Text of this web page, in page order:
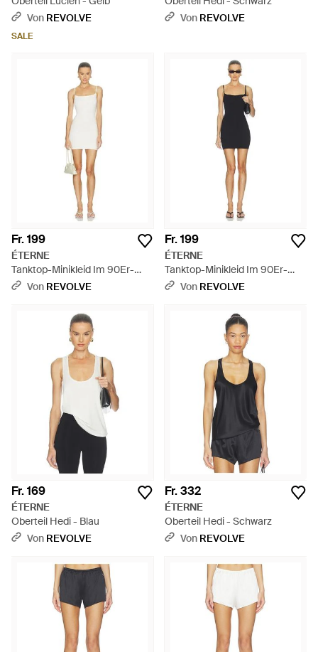
Von REVOLVE
SALE
Von REVOLVE
Fr. 199
ÉTERNE
Tanktop-Minikleid Im 90Er-
Jahre-Stil - Weiß
Von REVOLVE
Fr. 199
ÉTERNE
Tanktop-Minikleid Im 90Er-
Jahre-Stil - Blau
Von REVOLVE
Fr. 169
ÉTERNE
Oberteil Hedi - Blau
Von REVOLVE
Fr. 332
ÉTERNE
Oberteil Hedi - Schwarz
Von REVOLVE